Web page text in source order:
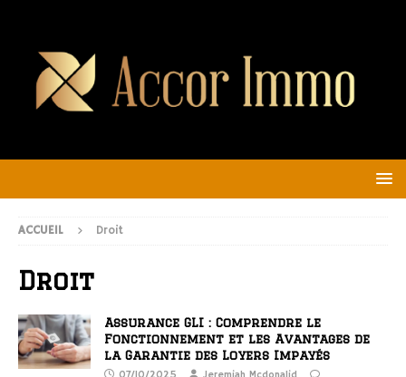
ACCUEIL Droit
Droit
Assurance GLI : Comprendre le
Fonctionnement et les Avantages de
la Garantie des Loyers Impayés